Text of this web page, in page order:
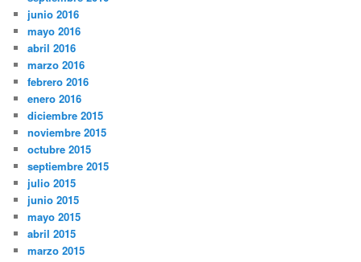
junio 2016
mayo 2016
abril 2016
marzo 2016
febrero 2016
enero 2016
diciembre 2015
noviembre 2015
octubre 2015
septiembre 2015
julio 2015
junio 2015
mayo 2015
abril 2015
marzo 2015